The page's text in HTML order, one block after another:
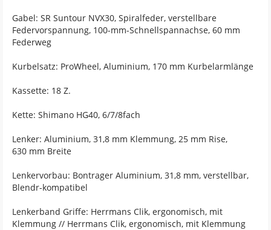
Gabel: SR Suntour NVX30, Spiralfeder, verstellbare
Federvorspannung, 100-mm-Schnellspannachse, 60 mm
Federweg
Kurbelsatz: ProWheel, Aluminium, 170 mm Kurbelarmlänge
Kassette: 18 Z.
Kette: Shimano HG40, 6/7/8fach
Lenker: Aluminium, 31,8 mm Klemmung, 25 mm Rise,
630 mm Breite
Lenkervorbau: Bontrager Aluminium, 31,8 mm, verstellbar,
Blendr-kompatibel
Lenkerband Griffe: Herrmans Clik, ergonomisch, mit
Klemmung // Herrmans Clik, ergonomisch, mit Klemmung